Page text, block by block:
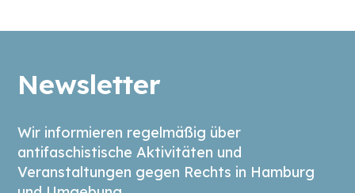
Newsletter
Wir informieren regelmäßig über
antifaschistische Aktivitäten und
Veranstaltungen gegen Rechts in Hamburg